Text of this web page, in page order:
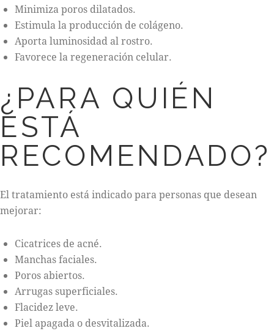
Minimiza poros dilatados.
Estimula la producción de colágeno.
Aporta luminosidad al rostro.
Favorece la regeneración celular.
¿PARA QUIÉN
ESTÁ
RECOMENDADO?
El tratamiento está indicado para personas que desean
mejorar:
Cicatrices de acné.
Manchas faciales.
Poros abiertos.
Arrugas superficiales.
Flacidez leve.
Piel apagada o desvitalizada.